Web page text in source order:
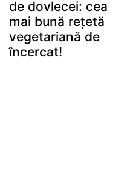
de dovlecei: cea
mai bună rețetă
vegetariană de
încercat!